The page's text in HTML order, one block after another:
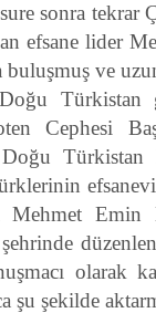
sonra tekrar
efsane lider
buluşmuş ve
Cephesi
Mehmet Emin
şehrinde
olarak
şu şekilde